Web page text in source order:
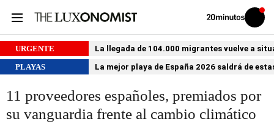
Volver
Iniciar
sesión
URGENTE
La llegada de 104.000 migrantes vuelve a
PLAYAS
La mejor playa de España 2026 saldrá de
11 proveedores españoles, premiados por
su vanguardia frente al cambio climático